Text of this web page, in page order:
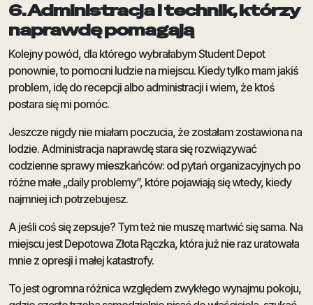
6. Administracja i technik, którzy
naprawdę pomagają
Kolejny powód, dla którego wybrałabym Student Depot
ponownie, to pomocni ludzie na miejscu. Kiedy tylko mam jakiś
problem, idę do recepcji albo administracji i wiem, że ktoś
postara się mi pomóc.
Jeszcze nigdy nie miałam poczucia, że zostałam zostawiona na
lodzie. Administracja naprawdę stara się rozwiązywać
codzienne sprawy mieszkańców: od pytań organizacyjnych po
różne małe „daily problemy”, które pojawiają się wtedy, kiedy
najmniej ich potrzebujesz.
A jeśli coś się zepsuje? Tym też nie muszę martwić się sama. Na
miejscu jest Depotowa Złota Rączka, która już nie raz uratowała
mnie z opresji i małej katastrofy.
To jest ogromna różnica względem zwykłego wynajmu pokoju,